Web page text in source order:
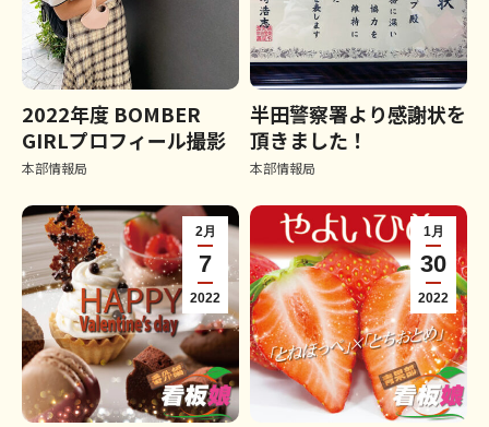
2022年度 BOMBER
GIRLプロフィール撮影
本部情報局
半田警察署より感謝状を
頂きました！
本部情報局
2月
7
2022
1月
30
2022